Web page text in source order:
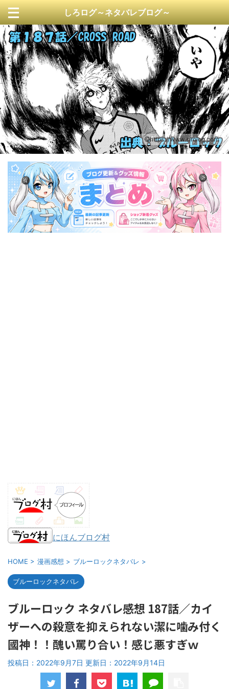
しろログ～ネタバレブログ～
https://www.sirolog.com
にほんブログ村
HOME > 漫画感想 > ブルーロックネタバレ >
ブルーロックネタバレ
ブルーロック ネタバレ感想 187話／カイ
ザーへの殺意を抑えられない潔に噛み付く
國神！！醜い罵り合い！感じ悪すぎｗ
投稿日：2022年9月7日 更新日： 2022年9月14日